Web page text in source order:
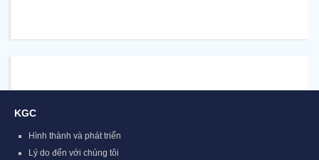
KGC
Hình thành và phát triển
Lý do đến với chúng tôi